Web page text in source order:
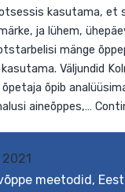
2021
meetodid,